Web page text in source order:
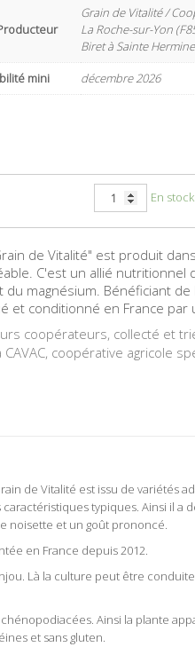
Grain de Vitalité /
La Roche-sur-Yon
Biret à Sainte Hermine
mini
décembre 2026
En
de Vitalité" est produit
C'est un allié nutritionnel
magnésium. Bénéficiant
et conditionné en France
coopérateurs, collecté et
coopérative agricole
de Vitalité est issu de variétés
typiques. Ainsi il a
noisette et un goût prononcé.
en France depuis 2012.
Là la culture peut être
Ainsi la plante
et sans gluten.